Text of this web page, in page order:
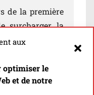
aux
optimiser le
et de notre
de la première
surcharger la
certaines
de
par le haut
est en fait